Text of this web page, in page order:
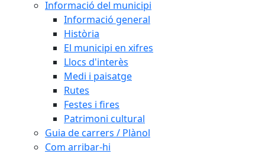
Informació del municipi
Informació general
Història
El municipi en xifres
Llocs d'interès
Medi i paisatge
Rutes
Festes i fires
Patrimoni cultural
Guia de carrers / Plànol
Com arribar-hi